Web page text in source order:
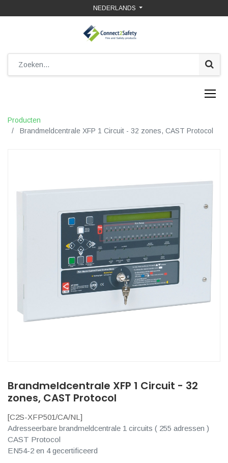
NEDERLANDS
Producten
Brandmeldcentrale XFP 1 Circuit - 32 zones, CAST Protocol
Brandmeldcentrale XFP 1 Circuit - 32
zones, CAST Protocol
[C2S-XFP501/CA/NL ]
Adresseerbare brandmeldcentrale 1 circuits ( 255 adressen )
CAST Protocol
EN54-2 en 4 gecertificeerd